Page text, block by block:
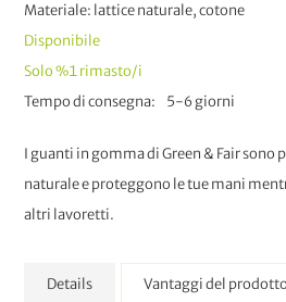
I guanti in gomma di Green & Fair sono
naturale e proteggono le tue mani
altri lavoretti.
Materiale: lattice naturale, cotone
Disponibile
Solo%1rimasto/i
Tempo di consegna
5-6 giorni
Details Vantaggi del prodotto